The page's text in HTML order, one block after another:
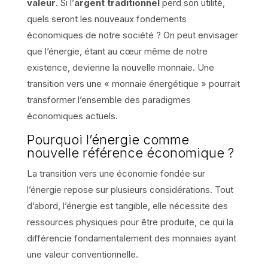
valeur. Si l’argent traditionnelperd son utilité,
quels seront les nouveaux fondements
économiques de notre société ? On peut envisager
que l’énergie, étant au cœur même de notre
existence, devienne la nouvelle monnaie. Une
transition vers une « monnaie énergétique » pourrait
transformer l’ensemble des paradigmes
économiques actuels.
Pourquoi l’énergie comme
nouvelle référence économique ?
La transition vers une économie fondée sur
l’énergie repose sur plusieurs considérations. Tout
d’abord, l’énergie est tangible, elle nécessite des
ressources physiques pour être produite, ce qui la
différencie fondamentalement des monnaies ayant
une valeur conventionnelle.